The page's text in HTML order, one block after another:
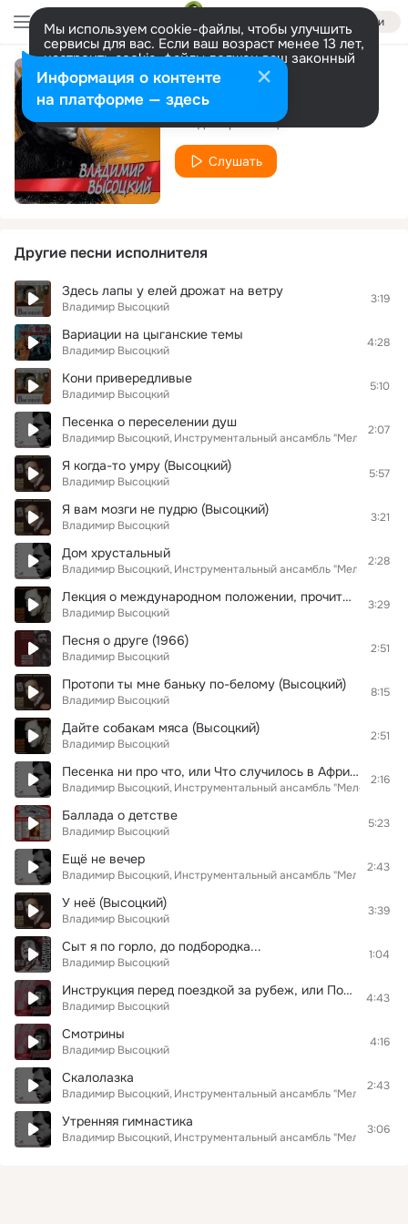
Войти
Мы используем cookie-файлы, чтобы улучшить
сервисы для вас. Если ваш возраст менее 13 лет,
настроить cookie-файлы должен ваш законный
представитель. Больше информации
Разрешить все Настроить
Белое безмолвие
Владимир Высоцкий
Слушать
Другие песни исполнителя
Здесь лапы у елей дрожат на ветру
Владимир Высоцкий
3:19
Вариации на цыганские темы
Владимир Высоцкий
4:28
Кони привередливые
Владимир Высоцкий
5:10
Песенка о переселении душ
Владимир Высоцкий Инструментальный ансамбль "Мелодия"
2:07
Я когда-то умру (Высоцкий)
Владимир Высоцкий
5:57
Я вам мозги не пудрю (Высоцкий)
Владимир Высоцкий
3:21
Дом хрустальный
Владимир Высоцкий Инструментальный ансамбль "Мелодия"
2:28
Лекция о международном положении, прочитанная сокамерникам человеком, осужденным на 15 суток за мелкое хулиганство
Владимир Высоцкий
3:29
Песня о друге (1966)
Владимир Высоцкий
2:51
Протопи ты мне баньку по-белому (Высоцкий)
Владимир Высоцкий
8:15
Дайте собакам мяса (Высоцкий)
Владимир Высоцкий
2:51
Песенка ни про что, или Что случилось в Африке
Владимир Высоцкий Инструментальный ансамбль "Мелодия"
2:16
Баллада о детстве
Владимир Высоцкий
5:23
Ещё не вечер
Владимир Высоцкий Инструментальный ансамбль "Мелодия"
2:43
У неё (Высоцкий)
Владимир Высоцкий
3:39
Сыт я по горло, до подбородка...
Владимир Высоцкий
1:04
Инструкция перед поездкой за рубеж, или Полчаса в месткоме
Владимир Высоцкий
4:43
Смотрины
Владимир Высоцкий
4:16
Скалолазка
Владимир Высоцкий Инструментальный ансамбль "Мелодия"
2:43
Утренняя гимнастика
Владимир Высоцкий Инструментальный ансамбль "Мелодия"
3:06
Информация о контенте
на платформе — здесь